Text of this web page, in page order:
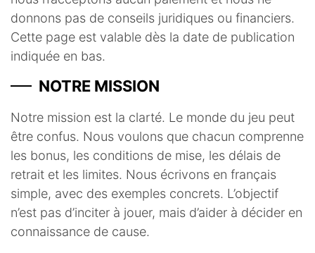
donnons pas de conseils juridiques ou financiers.
Cette page est valable dès la date de publication
indiquée en bas.
NOTRE MISSION
Notre mission est la clarté. Le monde du jeu peut
être confus. Nous voulons que chacun comprenne
les bonus, les conditions de mise, les délais de
retrait et les limites. Nous écrivons en français
simple, avec des exemples concrets. L’objectif
n’est pas d’inciter à jouer, mais d’aider à décider en
connaissance de cause.